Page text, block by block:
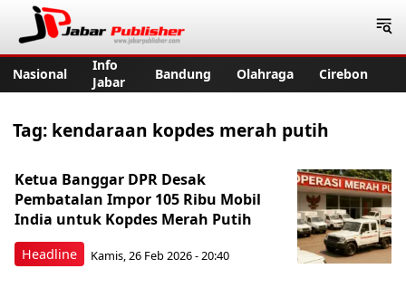
Nasional
Info
Jabar
Bandung Olahraga Cirebon
Tag: kendaraan kopdes merah putih
Headline
Ketua Banggar DPR Desak
Pembatalan Impor 105 Ribu Mobil
India untuk Kopdes Merah Putih
Kamis, 26 Feb 2026 - 20:40